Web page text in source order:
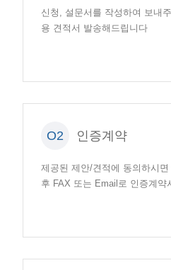
신청, 설문서를 작성하여 보내
용 견적서 발송해드립니다
O2 인증계약
제공된 제안/견적에 동의하시
후 FAX 또는 Email로 인증계약